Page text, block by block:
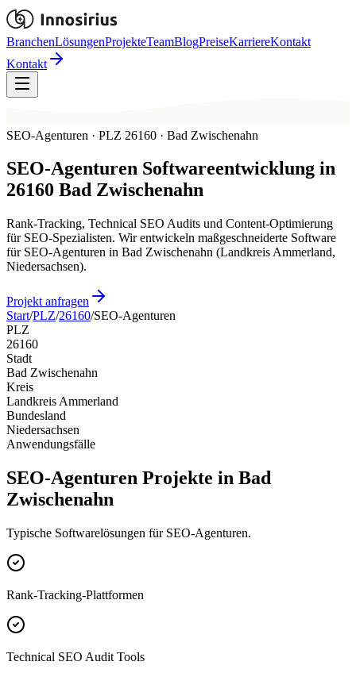
BranchenLösungenProjekteTeamBlogPreiseKarriereKontakt
Kontakt
SEO-Agenturen · PLZ 26160 · Bad Zwischenahn
SEO-Agenturen Softwareentwicklung in
26160 Bad Zwischenahn
Rank-Tracking, Technical SEO Audits und Content-Optimierung
für SEO-Spezialisten. Wir entwickeln maßgeschneiderte Software
für SEO-Agenturen in Bad Zwischenahn (Landkreis Ammerland,
Niedersachsen).
Projekt anfragen
Start/PLZ/26160/SEO-Agenturen
PLZ
26160
Stadt
Bad Zwischenahn
Kreis
Landkreis Ammerland
Bundesland
Niedersachsen
Anwendungsfälle
SEO-Agenturen Projekte in Bad
Zwischenahn
Typische Softwarelösungen für SEO-Agenturen.
Rank-Tracking-Plattformen
Technical SEO Audit Tools